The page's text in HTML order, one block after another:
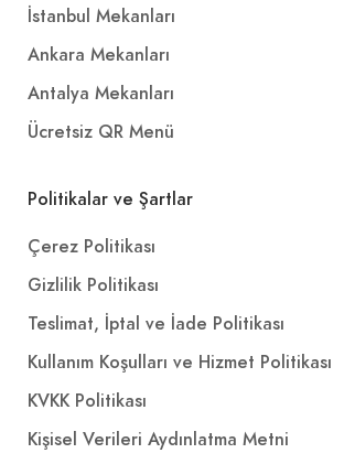
İstanbul Mekanları
Ankara Mekanları
Antalya Mekanları
Ücretsiz QR Menü
Politikalar ve Şartlar
Çerez Politikası
Gizlilik Politikası
Teslimat, İptal ve İade Politikası
Kullanım Koşulları ve Hizmet Politikası
KVKK Politikası
Kişisel Verileri Aydınlatma Metni